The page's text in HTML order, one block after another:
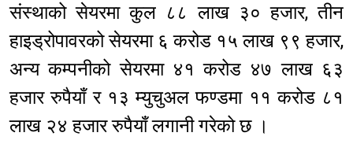
संस्थाको सेयरमा कुल ८८ लाख ३० हजार, तीन
हाइड्रोपावरको सेयरमा ६ करोड १५ लाख ९९ हजार,
अन्य कम्पनीको सेयरमा ४१ करोड ४७ लाख ६३
हजार रुपैयाँ र १३ म्युचुअल फण्डमा ११ करोड ८१
लाख २४ हजार रुपैयाँ लगानी गरेको छ ।